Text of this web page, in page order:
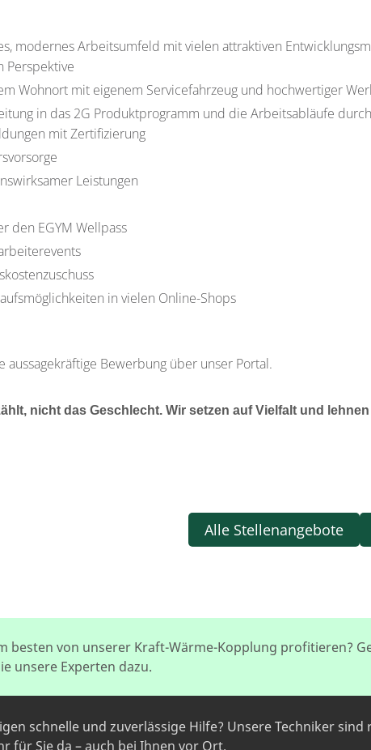
Alle Stellenangebote
modernes Arbeitsumfeld mit vielen attraktiven
Perspektive
Wohnort mit eigenem Servicefahrzeug und hochwertiger
in das 2G Produktprogramm und die Arbeitsabläufe
mit Zertifizierung
Leistungen
den EGYM Wellpass
in vielen Online-Shops
aussagekräftige Bewerbung über unser Portal.
nicht das Geschlecht. Wir setzen auf Vielfalt und
besten von unserer Kraft-Wärme-Kopplung profitieren?
unsere Experten dazu.
schnelle und zuverlässige Hilfe? Unsere Techniker sind
für Sie da – auch bei Ihnen vor Ort.